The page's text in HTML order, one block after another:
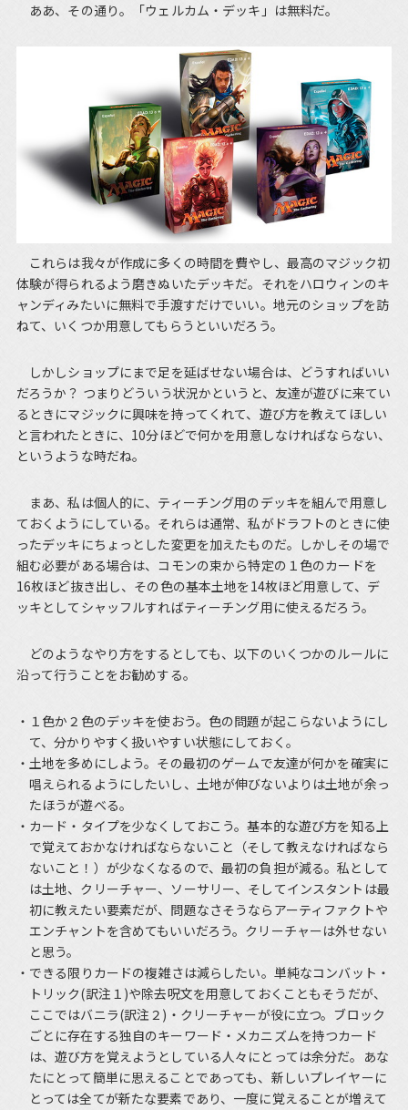
ああ、その通り。「ウェルカム・デッキ」は無料だ。
これらは我々が作成に多くの時間を費やし、最高のマジック初
体験が得られるよう磨きぬいたデッキだ。それをハロウィンのキ
ャンディみたいに無料で手渡すだけでいい。地元のショップを訪
ねて、いくつか用意してもらうといいだろう。
しかしショップにまで足を延ばせない場合は、どうすればいい
だろうか？ つまりどういう状況かというと、友達が遊びに来てい
るときにマジックに興味を持ってくれて、遊び方を教えてほしい
と言われたときに、10分ほどで何かを用意しなければならない、
というような時だね。
まあ、私は個人的に、ティーチング用のデッキを組んで用意し
ておくようにしている。それらは通常、私がドラフトのときに使
ったデッキにちょっとした変更を加えたものだ。しかしその場で
組む必要がある場合は、コモンの束から特定の１色のカードを
16枚ほど抜き出し、その色の基本土地を14枚ほど用意して、デ
ッキとしてシャッフルすればティーチング用に使えるだろう。
どのようなやり方をするとしても、以下のいくつかのルールに
沿って行うことをお勧めする。
１色か２色のデッキを使おう。色の問題が起こらないようにし
て、分かりやすく扱いやすい状態にしておく。
土地を多めにしよう。その最初のゲームで友達が何かを確実に
唱えられるようにしたいし、土地が伸びないよりは土地が余っ
たほうが遊べる。
カード・タイプを少なくしておこう。基本的な遊び方を知る上
で覚えておかなければならないこと（そして教えなければなら
ないこと！）が少なくなるので、最初の負担が減る。私として
は土地、クリーチャー、ソーサリー、そしてインスタントは最
初に教えたい要素だが、問題なさそうならアーティファクトや
エンチャントを含めてもいいだろう。クリーチャーは外せない
と思う。
できる限りカードの複雑さは減らしたい。単純なコンバット・
トリック(訳注１)や除去呪文を用意しておくこともそうだが、
ここではバニラ(訳注２)・クリーチャーが役に立つ。ブロック
ごとに存在する独自のキーワード・メカニズムを持つカード
は、遊び方を覚えようとしている人々にとっては余分だ。あな
たにとって簡単に思えることであっても、新しいプレイヤーに
とっては全てが新たな要素であり、一度に覚えることが増えて